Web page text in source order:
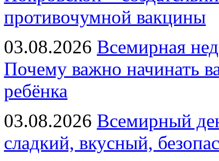
противочумной вакцины
03.08.2026 Всемирная
Почему важно начинать
ребёнка
03.08.2026 Всемирный
сладкий, вкусный,